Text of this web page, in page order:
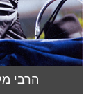
הרבי